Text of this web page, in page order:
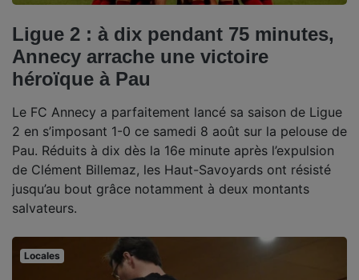
Ligue 2 : à dix pendant 75 minutes,
Annecy arrache une victoire
héroïque à Pau
Le FC Annecy a parfaitement lancé sa saison de Ligue
2 en s’imposant 1-0 ce samedi 8 août sur la pelouse de
Pau. Réduits à dix dès la 16e minute après l’expulsion
de Clément Billemaz, les Haut-Savoyards ont résisté
jusqu’au bout grâce notamment à deux montants
salvateurs.
Locales